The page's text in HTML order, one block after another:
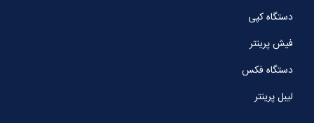
دستگاه کپی
فیش پرینتر
دستگاه فکس
لیبل پرینتر